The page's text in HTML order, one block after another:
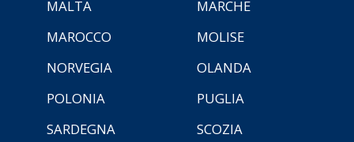
MALTA
MARCHE
MAROCCO
MOLISE
NORVEGIA
OLANDA
POLONIA
PUGLIA
SARDEGNA
SCOZIA